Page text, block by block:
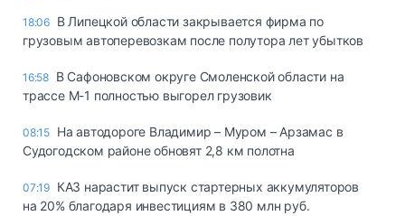
18:06 В Липецкой области закрывается фирма по
грузовым автоперевозкам после полутора лет убытков
16:58 В Сафоновском округе Смоленской области на
трассе М-1 полностью выгорел грузовик
08:15 На автодороге Владимир – Муром – Арзамас в
Судогодском районе обновят 2,8 км полотна
07:19 КАЗ нарастит выпуск стартерных аккумуляторов
на 20% благодаря инвестициям в 380 млн руб.